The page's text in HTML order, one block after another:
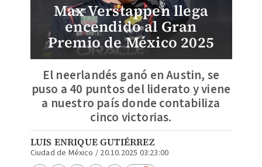
Max Verstappen llega
encendido al Gran
Premio de México 2025
El neerlandés ganó en Austin, se
puso a 40 puntos del liderato y viene
a nuestro país donde contabiliza
cinco victorias.
LUIS ENRIQUE GUTIÉRREZ
Ciudad de México / 20.10.2025 03:23:00